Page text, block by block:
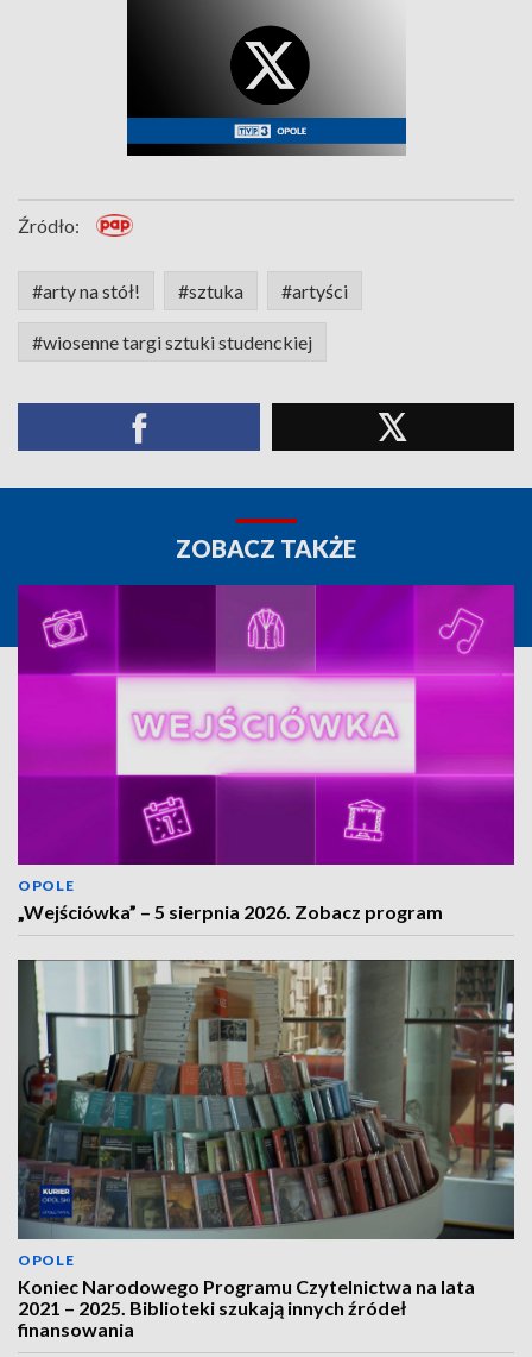
Źródło:
#arty na stół! #sztuka #artyści
#wiosenne targi sztuki studenckiej
ZOBACZ TAKŻE
OPOLE
„Wejściówka” – 5 sierpnia 2026. Zobacz program
OPOLE
Koniec Narodowego Programu Czytelnictwa na lata
2021 – 2025. Biblioteki szukają innych źródeł
finansowania